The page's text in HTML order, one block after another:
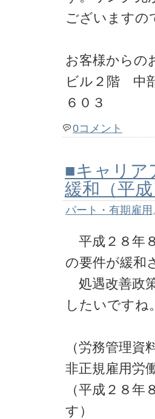
ございますの
お客様からの
ビル２階 中
６０３
0コメント
■キャリア
緩和（平
パート・有期雇用,
平成２８年
の要件が緩和
処遇改善政
したいですね
（労務管理
非正規雇用労
（平成２８
す）